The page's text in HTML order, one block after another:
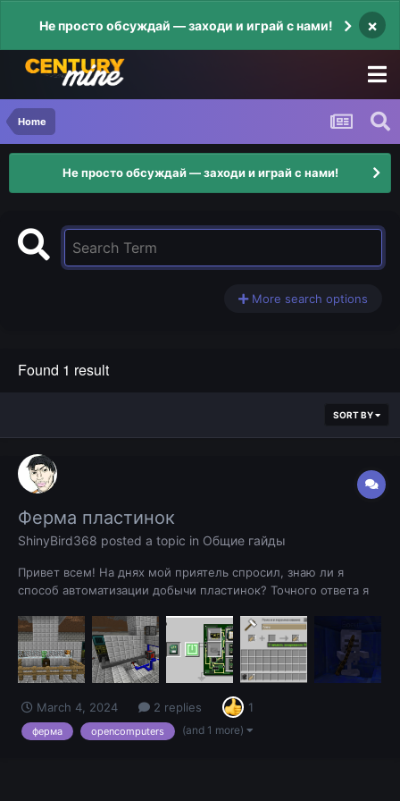
Не просто обсуждай — заходи и играй с нами! ×
Home
Не просто обсуждай — заходи и играй с нами!
More search options
Found 1 result
SORT BY
Ферма пластинок
ShinyBird368 posted a topic in Общие гайды
Привет всем! На днях мой приятель спросил, знаю ли я
способ автоматизации добычи пластинок? Точного ответа я
пластинки всех видов чисто для ванильного майнкрафта, чтоб
просто слушать музычку и наслаждаться жизнью.. Эх, были
времена. Но спустя н...
March 4, 2024 2 replies 1
ферма opencomputers (and 1 more)